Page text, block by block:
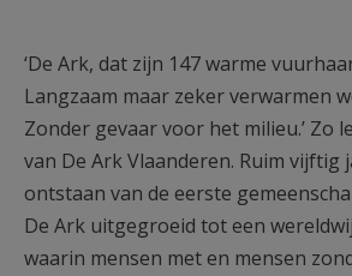
‘De Ark, dat zijn 147 warme
Langzaam maar zeker verwarmen
Zonder gevaar voor het milieu.’ Zo
van De Ark Vlaanderen. Ruim vijftig
ontstaan van de eerste
De Ark uitgegroeid tot een
waarin mensen met en mensen